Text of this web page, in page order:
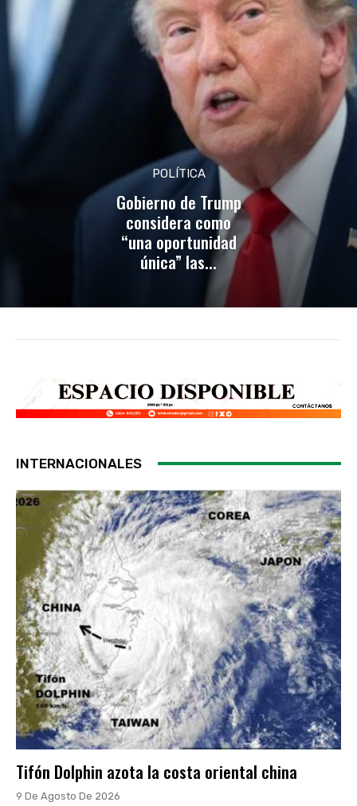
POLÍTICA
Gobierno de Trump
considera como
“una oportunidad
única” las...
INTERNACIONALES
Tifón Dolphin azota la costa oriental china
9 De Agosto De 2026